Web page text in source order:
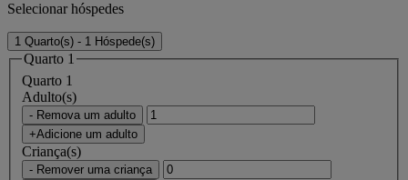
Selecionar hóspedes
1 Quarto(s) - 1 Hóspede(s)
Quarto 1
Quarto 1
Adulto(s)
- Remova um adulto
+Adicione um adulto
Criança(s)
- Remover uma criança